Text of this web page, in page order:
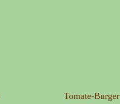
Tomate-Burger